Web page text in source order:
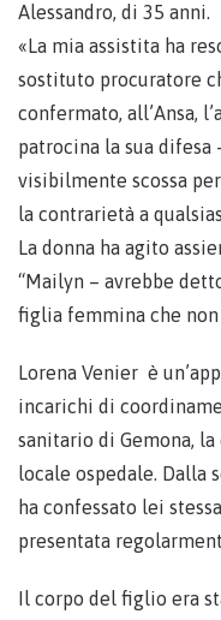
Alessandro, di 35 anni.
«La mia assistita ha
sostituto procuratore
confermato, all’Ansa,
patrocina la sua difesa
visibilmente scossa
la contrarietà a
La donna ha agito
“Mailyn – avrebbe
figlia femmina che non
Lorena Venier è
incarichi di
sanitario di Gemona,
locale ospedale. Dalla
ha confessato lei
presentata
Il corpo del figlio era